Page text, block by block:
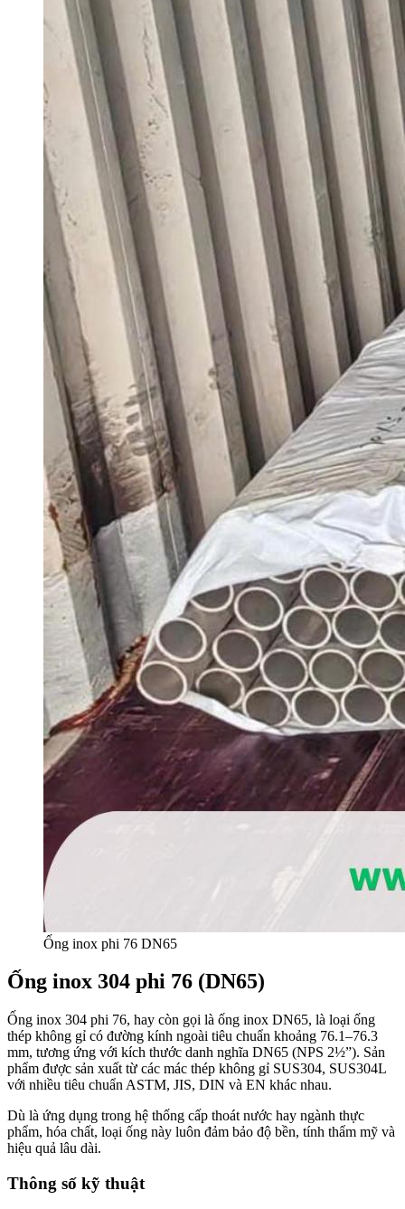
Ống inox phi 76 DN65
Ống inox 304 phi 76 (DN65)
Ống inox 304 phi 76, hay còn gọi là ống inox DN65, là loại ống
thép không gỉ có đường kính ngoài tiêu chuẩn khoảng 76.1–76.3
mm, tương ứng với kích thước danh nghĩa DN65 (NPS 2½”). Sản
phẩm được sản xuất từ các mác thép không gỉ SUS304, SUS304L
với nhiều tiêu chuẩn ASTM, JIS, DIN và EN khác nhau.
Dù là ứng dụng trong hệ thống cấp thoát nước hay ngành thực
phẩm, hóa chất, loại ống này luôn đảm bảo độ bền, tính thẩm mỹ và
hiệu quả lâu dài.
Thông số kỹ thuật